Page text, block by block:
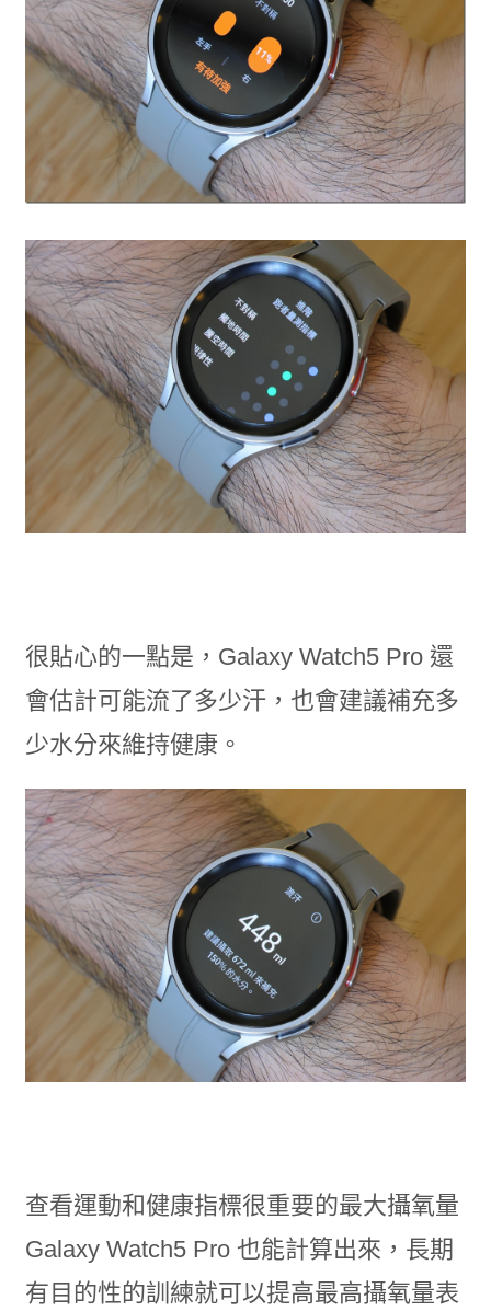
很貼心的一點是，Galaxy Watch5 Pro 還
會估計可能流了多少汗，也會建議補充多
少水分來維持健康。
查看運動和健康指標很重要的最大攝氧量
Galaxy Watch5 Pro 也能計算出來，長期
有目的性的訓練就可以提高最高攝氧量表